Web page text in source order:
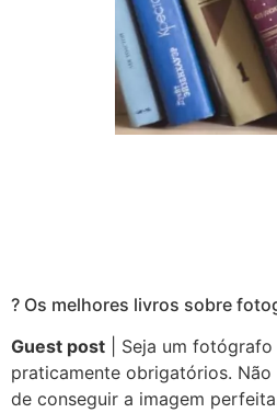
? Os melhores livros sobre
Guest post | Seja um
praticamente obrigatórios.
de conseguir a imagem